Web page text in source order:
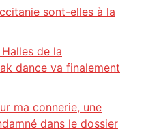
sont-elles à la
de la
dance va finalement
ma connerie, une
dans le dossier